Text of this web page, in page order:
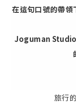
在這句口號的帶領
Joguman Studio
旅行